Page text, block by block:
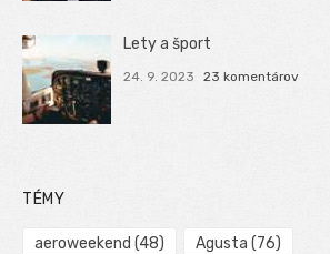
Lety a šport
24. 9. 2023 23 komentárov
TÉMY
aeroweekend (48) Agusta (76)